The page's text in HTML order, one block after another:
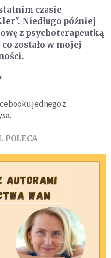
czasie
Niedługo później
z psychoterapeutką
zostało w mojej
jednego z
POLECA